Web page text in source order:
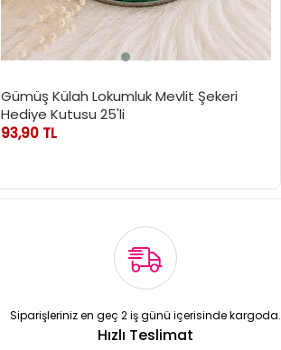
Gümüş Külah Lokumluk Mevlit Şekeri
Hediye Kutusu 25'li
93,90 TL
Siparişleriniz en geç 2 iş günü içerisinde kargoda.
Hızlı Teslimat